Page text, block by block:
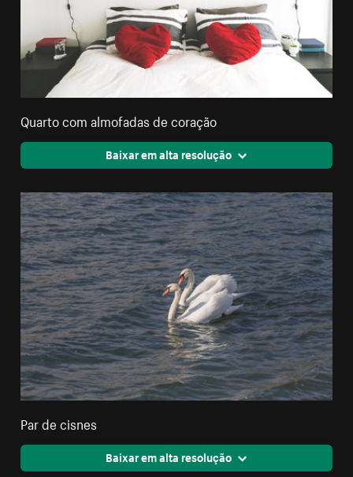
Quarto com almofadas de coração
Baixar em alta resolução
Par de cisnes
Baixar em alta resolução